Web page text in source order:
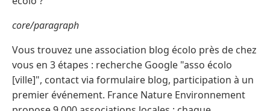
core/paragraph
Vous trouvez une association blog écolo près de chez
vous en 3 étapes : recherche Google "asso écolo
[ville]", contact via formulaire blog, participation à un
premier événement. France Nature Environnement